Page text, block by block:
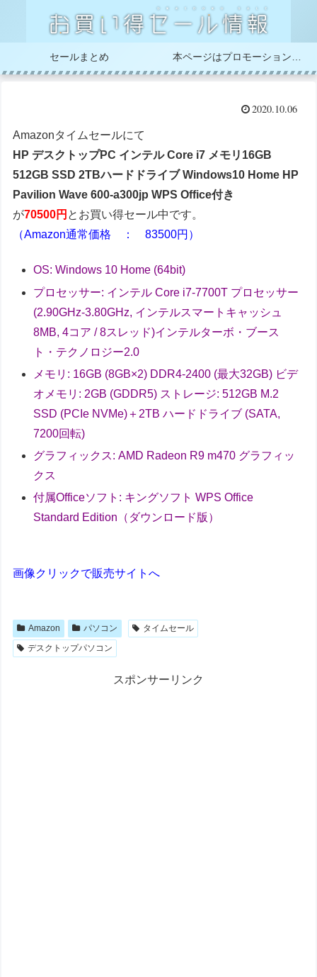
セールまとめ
2020.10.06
Amazonタイムセールにて
HP デスクトップPC インテル Core i7 メモリ16GB
512GB SSD 2TBハードドライブ Windows10 Home HP
Pavilion Wave 600-a300jp WPS Office付き
が70500円 とお買い得セール中です。
（Amazon通常価格 ： 83500円）
OS: Windows 10 Home (64bit)
プロセッサー: インテル Core i7-7700T プロセッサー
(2.90GHz-3.80GHz, インテルスマートキャッシュ
8MB, 4コア / 8スレッド)インテルターボ・ブース
ト・テクノロジー2.0
メモリ: 16GB (8GB×2) DDR4-2400 (最大32GB) ビデ
オメモリ: 2GB (GDDR5) ストレージ: 512GB M.2
SSD (PCIe NVMe)＋2TB ハードドライブ (SATA,
7200回転)
グラフィックス: AMD Radeon R9 m470 グラフィッ
クス
付属Officeソフト: キングソフト WPS Office
Standard Edition（ダウンロード版）
画像クリックで販売サイトへ
Amazon パソコン
タイムセール
デスクトップパソコン
スポンサーリンク